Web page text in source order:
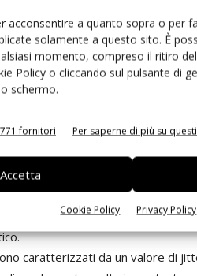
acconsentire a quanto sopra o per
solamente a questo sito. È
momento, compreso il ritiro
Policy o cliccando sul pulsante di
schermo.
fornitori Per saperne di più su
Accetta
Cookie Policy Privacy Policy
unità di controllo elettroniche e
viene moltiplicato per il
i risonatori ceramici. I
10 MHz e le caratteristiche di
applicazioni di temporizzazione
la somma tra la tolleranza iniziale,
operativa e quella imputabile
possono essere utilizzati per
sviluppare, entro i prossimi due
fino a 20 MHz. Al
una percentuale compresa
caratterizzati da un valore di